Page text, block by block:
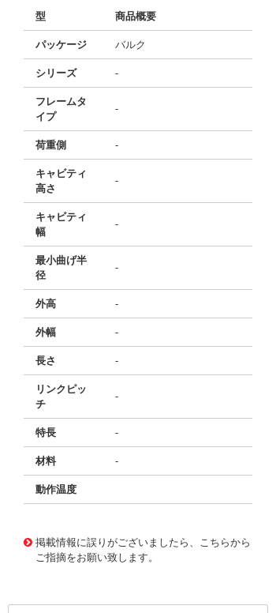
型 商品概要
パッケージ バルク
シリーズ -
フレームタ
イプ
-
荷重側 -
キャビティ
高さ
-
キャビティ
幅
-
最小曲げ半
径
-
外高 -
外幅 -
長さ -
リンクピッ
チ
-
特長 -
材料 -
動作温度
掲載情報に誤りがございましたら、こちらから
ご指摘をお願い致します。